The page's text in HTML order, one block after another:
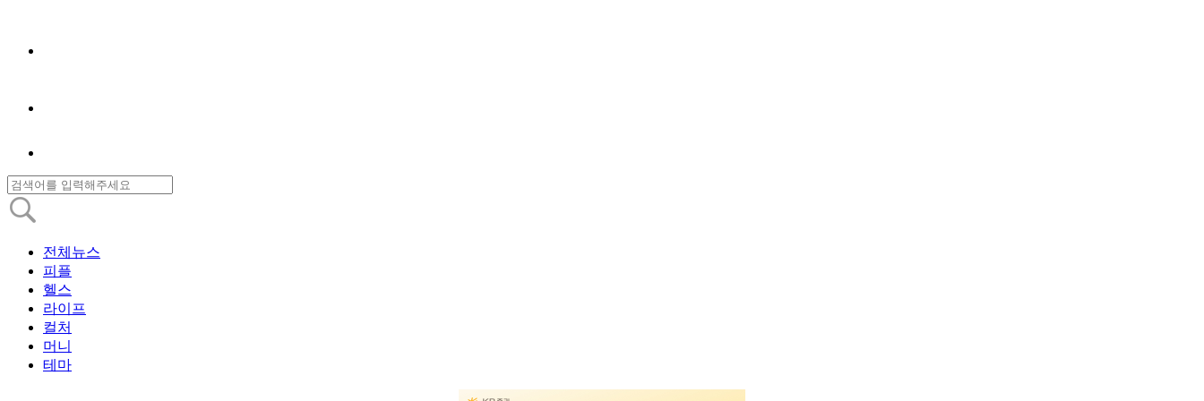
전체뉴스
피플
헬스
라이프
컬처
머니
테마